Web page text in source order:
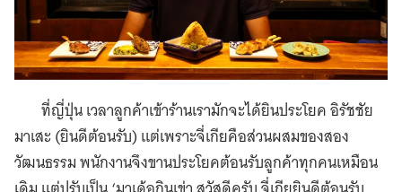
ที่ญี่ปุ่น เวลาลูกค้าเข้าร้านเรามักจะได้ยินประโยค อิรัชชัย
มาเสะ (ยินดีต้อนรับ) แต่เพราะจี่เกียคือส่วนผสมของสอง
วัฒนธรรม พนักงานจึงขานประโยคต้อนรับลูกค้าทุกคนเหมือน